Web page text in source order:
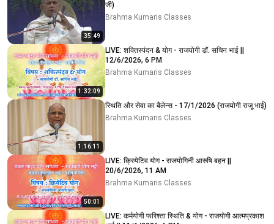
35:49
जी)
Brahma Kumaris Classes
1:32:09
LIVE: शक्तिस्पंदन & योग - राजयोगी डॉ. सचिन भाई ||
12/6/2026, 6 PM
Brahma Kumaris Classes
1:16:11
स्थिति और सेवा का बैलेन्स - 17/1/2026 (राजयोगी राजू भाई)
Brahma Kumaris Classes
50:01
LIVE: क्रियेटिव योग - राजयोगिनी आरुषि बहन ||
20/6/2026, 11 AM
Brahma Kumaris Classes
LIVE: कर्मयोगी फरिश्ता स्थिति & योग - राजयोगी आत्मप्रकाश